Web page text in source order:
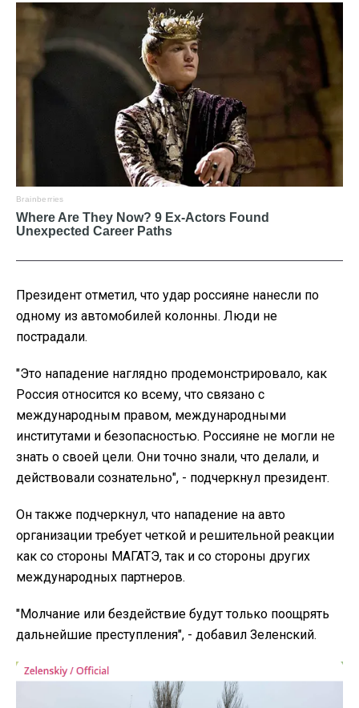
Президент отметил, что удар россияне нанесли по
одному из автомобилей колонны. Люди не
пострадали.
"Это нападение наглядно продемонстрировало, как
Россия относится ко всему, что связано с
международным правом, международными
институтами и безопасностью. Россияне не могли не
знать о своей цели. Они точно знали, что делали, и
действовали сознательно", - подчеркнул президент.
Он также подчеркнул, что нападение на авто
организации требует четкой и решительной реакции
как со стороны МАГАТЭ, так и со стороны других
международных партнеров.
"Молчание или бездействие будут только поощрять
дальнейшие преступления", - добавил Зеленский.